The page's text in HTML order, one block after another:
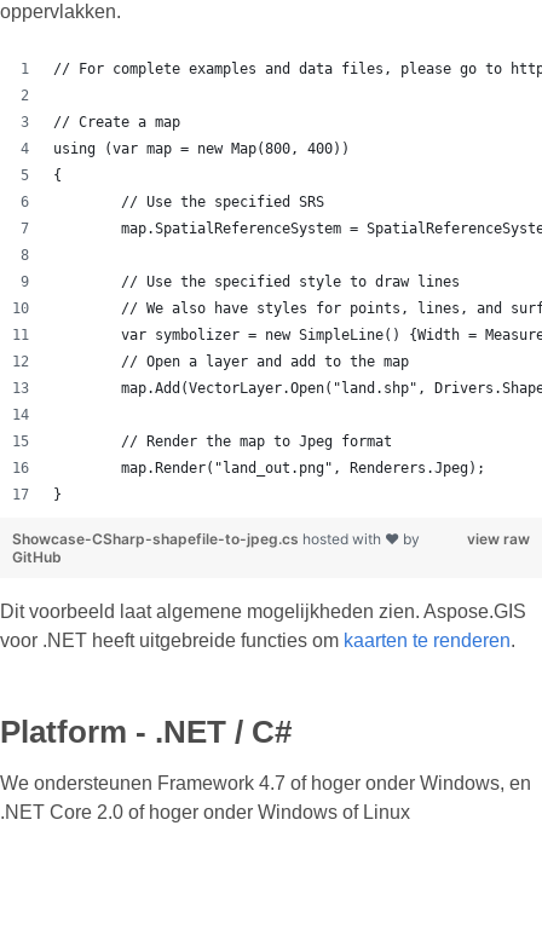
oppervlakken.
// For complete examples and data files, please go to
// Create a map
using (var map = new Map(800, 400))
{
	// Use the specified SRS
map.SpatialReferenceSystem =
	// Use the specified style to draw lines
// We also have styles for points, lines, and
var symbolizer = new SimpleLine() {Width =
	// Open a layer and add to the map
map.Add(VectorLayer.Open("land.shp",
	// Render the map to Jpeg format
	map.Render("land_out.png", Renderers.Jpeg);
}
view raw
Showcase-CSharp-shapefile-to-jpeg.cs hosted with ❤ by
GitHub
Dit voorbeeld laat algemene mogelijkheden zien. Aspose.GIS
voor .NET heeft uitgebreide functies om kaarten te renderen.
Platform - .NET / C#
We ondersteunen Framework 4.7 of hoger onder Windows, en
.NET Core 2.0 of hoger onder Windows of Linux